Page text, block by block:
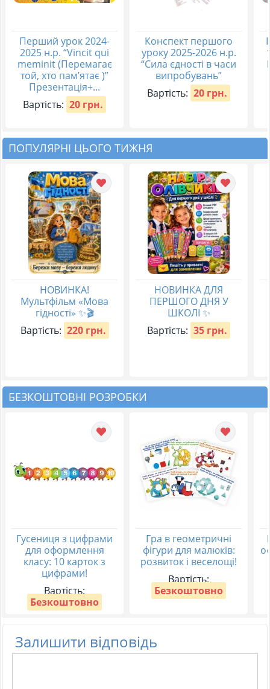
Перший урок 2024-
2025 н.р. “Vincit qui
meminit (Перемагає
той, хто пам’ятає )”
Презентація+...
Вартість: 20 грн.
Конспект першого
уроку 2025-2026 н.р.
“Сила єдності в часи
випробувань”
Вартість: 20 грн.
ПОПУЛЯРНІ ЦЬОГО ТИЖНЯ
НОВИНКА!
Мультфільм «Мова
гідності» ✨🎬
Вартість: 220 грн.
НОВИНКА ДЛЯ
ПЕРШОГО ДНЯ У
ШКОЛІ ✨
Вартість: 35 грн.
БЕЗКОШТОВНІ РОЗРОБКИ
Гусениця з цифрами
для оформлення
класу: 10 карток з
цифрами!
Вартість:
Безкоштовно
Гра в геометричні
фігури для малюків:
розвиток і веселощі!
Вартість:
Безкоштовно
Залишити відповідь